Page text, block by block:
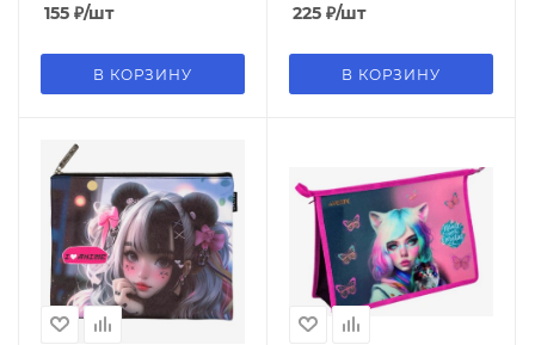
155 ₽/шт
В КОРЗИНУ
225 ₽/шт
В КОРЗИНУ